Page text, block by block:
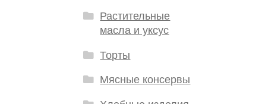
Растительные
масла и уксус
Торты
Мясные консервы